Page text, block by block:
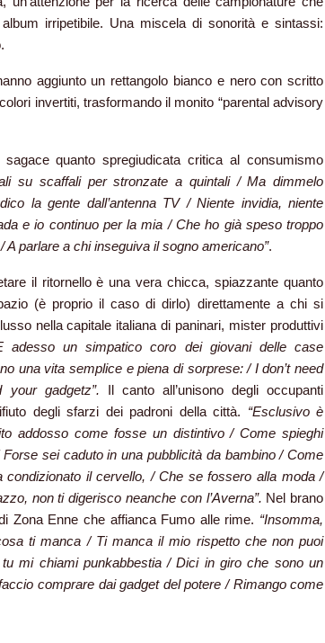
irripetibile. Una miscela di sonorità e sintassi:
aggiunto un rettangolo bianco e nero con scritto
invertiti, trasformando il monito “parental advisory
quanto spregiudicata critica al consumismo
su scaffali per stronzate a quintali / Ma dimmelo
la gente dall’antenna TV / Niente invidia, niente
e io continuo per la mia / Che ho già speso troppo
parlare a chi inseguiva il sogno americano”.
il ritornello è una vera chicca, spiazzante quanto
(è proprio il caso di dirlo) direttamente a chi si
nella capitale italiana di paninari, mister produttivi
adesso un simpatico coro dei giovani delle case
una vita semplice e piena di sorprese: / I don’t need
your gadgetz”. Il canto all’unisono degli occupanti
degli sfarzi dei padroni della città. “Esclusivo è
addosso come fosse un distintivo / Come spieghi
Forse sei caduto in una pubblicità da bambino / Come
il cervello, / Che se fossero alla moda /
non ti digerisco neanche con l’Averna”. Nel brano
Zona Enne che affianca Fumo alle rime. “Insomma,
ti manca / Ti manca il mio rispetto che non puoi
mi chiami punkabbestia / Dici in giro che sono un
comprare dai gadget del potere / Rimango come